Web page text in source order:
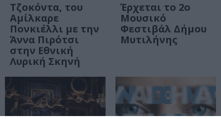
Τζοκόντα, του
Αμίλκαρε
Πονκιέλλι με την
Άννα Πιρότσι
στην Εθνική
Λυρική Σκηνή
Έρχεται το 2ο
Μουσικό
Φεστιβάλ Δήμου
Μυτιλήνης